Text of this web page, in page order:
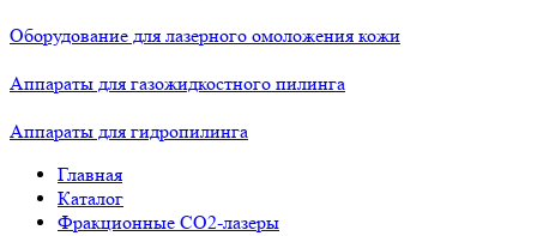
Оборудование для лазерного омоложения кожи
Аппараты для газожидкостного пилинга
Аппараты для гидропилинга
Главная
Каталог
Фракционные СО2-лазеры